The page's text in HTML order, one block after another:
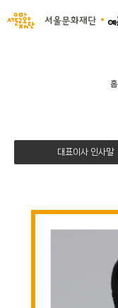
서울문화재단
홈
대표이사 인사말